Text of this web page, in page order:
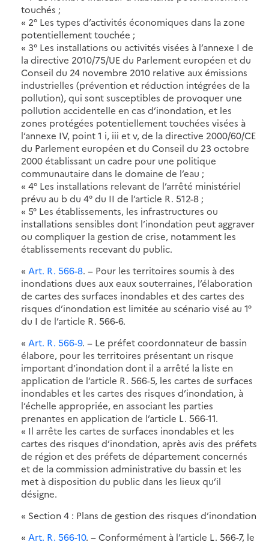
touchés ;
« 2° Les types d’activités économiques dans la zone
potentiellement touchée ;
« 3° Les installations ou activités visées à l’annexe I de
la directive 2010/75/UE du Parlement européen et du
Conseil du 24 novembre 2010 relative aux émissions
industrielles (prévention et réduction intégrées de la
pollution), qui sont susceptibles de provoquer une
pollution accidentelle en cas d’inondation, et les
zones protégées potentiellement touchées visées à
l’annexe IV, point 1 i, iii et v, de la directive 2000/60/CE
du Parlement européen et du Conseil du 23 octobre
2000 établissant un cadre pour une politique
communautaire dans le domaine de l’eau ;
« 4° Les installations relevant de l’arrêté ministériel
prévu au b du 4° du II de l’article R. 512-8 ;
« 5° Les établissements, les infrastructures ou
installations sensibles dont l’inondation peut aggraver
ou compliquer la gestion de crise, notamment les
établissements recevant du public.
« Art. R. 566-8. − Pour les territoires soumis à des
inondations dues aux eaux souterraines, l’élaboration
de cartes des surfaces inondables et des cartes des
risques d’inondation est limitée au scénario visé au 1°
du I de l’article R. 566-6.
« Art. R. 566-9. − Le préfet coordonnateur de bassin
élabore, pour les territoires présentant un risque
important d’inondation dont il a arrêté la liste en
application de l’article R. 566-5, les cartes de surfaces
inondables et les cartes des risques d’inondation, à
l’échelle appropriée, en associant les parties
prenantes en application de l’article L. 566-11.
« Il arrête les cartes de surfaces inondables et les
cartes des risques d’inondation, après avis des préfets
de région et des préfets de département concernés
et de la commission administrative du bassin et les
met à disposition du public dans les lieux qu’il
désigne.
« Section 4 : Plans de gestion des risques d’inondation
« Art. R. 566-10. − Conformément à l’article L. 566-7, le